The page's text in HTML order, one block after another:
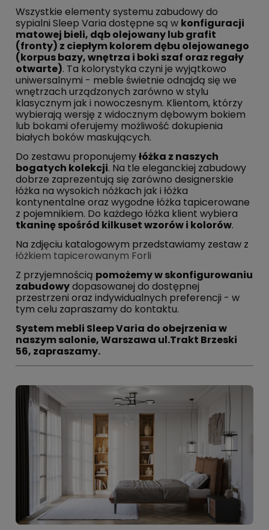
Wszystkie elementy systemu zabudowy do
sypialni Sleep Varia dostępne są w konfiguracji
matowej bieli, dąb olejowany lub grafit
(fronty) z ciepłym kolorem dębu olejowanego
(korpus bazy, wnętrza i boki szaf oraz regały
otwarte). Ta kolorystyka czyni je wyjątkowo
uniwersalnymi - meble świetnie odnajdą się we
wnętrzach urządzonych zarówno w stylu
klasycznym jak i nowoczesnym. Klientom, którzy
wybierają wersję z widocznym dębowym bokiem
lub bokami oferujemy możliwość dokupienia
białych boków maskujących.
Do zestawu proponujemyłóżka z naszych
bogatych kolekcji. Na tle eleganckiej zabudowy
dobrze zaprezentują się zarówno designerskie
łóżka na wysokich nóżkach jak i łóżka
kontynentalne oraz wygodne łóżka tapicerowane
z pojemnikiem. Do każdego łóżka klient wybiera
tkaninę spośród kilkuset wzorów i kolorów.
Na zdjęciu katalogowym przedstawiamy zestaw z
łóżkiem tapicerowanym Forli
Z przyjemnością pomożemy w skonfigurowaniu
zabudowydopasowanej do dostępnej
przestrzeni oraz indywidualnych preferencji - w
tym celu zapraszamy do kontaktu.
System mebli Sleep Varia do obejrzenia w
naszym salonie, Warszawa ul.Trakt Brzeski
56, zapraszamy.